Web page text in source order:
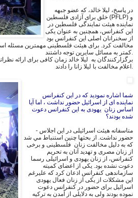
در پاسخ، لیلا خالد، که عضو جبهه
خلق برای آزادی فلسطین (PFLP) و
نماینده هیئت نمایندگی فلسطین در
این کنفرانس، همچنین به عنوان یکی
از سخنرانان اصلی این کنفرانس بود
مخالفت کرد. برای هیئت فلسطینی مهمترین مسئله
برگزارکنندگان به لیلا خالد زمان کافی برای ارائه
شما اشاره نموديد که در این کنفرانس
نماينده اى از اسرائیل حضور نداشت ، اما آیا
اساس زنان یهودی به اين كنفرانس دعوت
شده بودند؟
- متاسفانه هیئت اسرائیلی در این اجلاس
حضور نداشت. از بحثها چنين استنباط مي شد
كه به دليل مخالفت زنان فلسطینى و برخی
از زنان مصری و تهديد آنان به تحريم
كنفرانس، از زنان يهودى و اسرائيلى رسما
دعوت نشده بود. یکی از اعضای کمیته
سازماندهی كنفرانس اذعان كرد که عليرغم
اين مشكلات از يكى از زنان فعال يهودى
اسرائيل براى حضور در كنفرانس دعوت
نموده بودند ولى به دلايلى از آمدن به تركيه